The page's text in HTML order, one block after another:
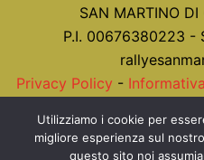
SAN MARTINO
P.I. 00676380223 -
Privacy Policy -
Realizzato con
Utilizziamo i cookie per
migliore esperienza sul
questo sito noi